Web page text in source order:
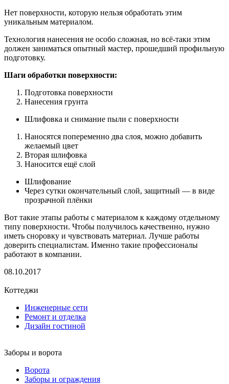
Нет поверхности, которую нельзя обработать этим
уникальным материалом.
Технология нанесения не особо сложная, но всё-таки этим
должен заниматься опытный мастер, прошедший профильную
подготовку.
Шаги обработки поверхности:
Подготовка поверхности
Нанесения грунта
Шлифовка и снимание пыли с поверхности
Наносятся попеременно два слоя, можно добавить
желаемый цвет
Вторая шлифовка
Наносится ещё слой
Шлифование
Через сутки окончательный слой, защитный — в виде
прозрачной плёнки
Вот такие этапы работы с материалом к каждому отдельному
типу поверхности. Чтобы получилось качественно, нужно
иметь сноровку и чувствовать материал. Лучше работы
доверить специалистам. Именно такие профессионалы
работают в компании.
08.10.2017
Коттеджи
Инженерные сети
Ремонт и отделка
Дизайн гостиной
Заборы и ворота
Ворота
Заборы и ограждения